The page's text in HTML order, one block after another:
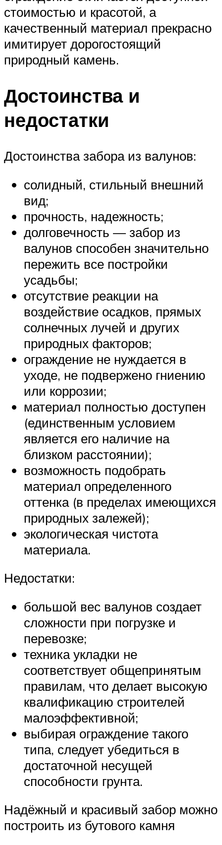
стоимостью и красотой, а
качественный материал прекрасно
имитирует дорогостоящий
природный камень.
Достоинства и
недостатки
Достоинства забора из валунов:
солидный, стильный внешний
вид;
прочность, надежность;
долговечность — забор из
валунов способен значительно
пережить все постройки
усадьбы;
отсутствие реакции на
воздействие осадков, прямых
солнечных лучей и других
природных факторов;
ограждение не нуждается в
уходе, не подвержено гниению
или коррозии;
материал полностью доступен
(единственным условием
является его наличие на
близком расстоянии);
возможность подобрать
материал определенного
оттенка (в пределах имеющихся
природных залежей);
экологическая чистота
материала.
Недостатки:
большой вес валунов создает
сложности при погрузке и
перевозке;
техника укладки не
соответствует общепринятым
правилам, что делает высокую
квалификацию строителей
малоэффективной;
выбирая ограждение такого
типа, следует убедиться в
достаточной несущей
способности грунта.
Надёжный и красивый забор можно
построить из бутового камня